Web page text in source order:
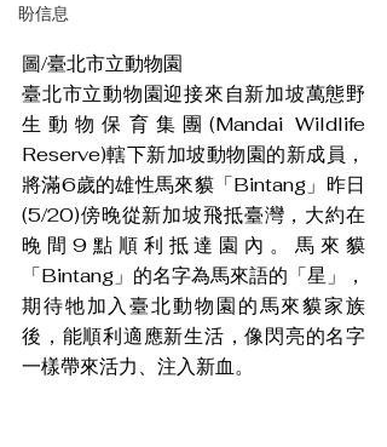
盼信息
圖/臺北市立動物園
臺北市立動物園迎接來自新加坡萬態野
生動物保育集團(Mandai Wildlife
Reserve)轄下新加坡動物園的新成員，
將滿6歲的雄性馬來貘「Bintang」昨日
(5/20)傍晚從新加坡飛抵臺灣，大約在
晚間9點順利抵達園內。馬來貘
「Bintang」的名字為馬來語的「星」，
期待牠加入臺北動物園的馬來貘家族
後，能順利適應新生活，像閃亮的名字
一樣帶來活力、注入新血。